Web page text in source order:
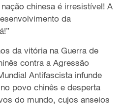
chinesa é irresistível! A
da
da vitória na Guerra de
contra a Agressão
Antifascista infunde
povo chinês e desperta
do mundo, cujos anseios